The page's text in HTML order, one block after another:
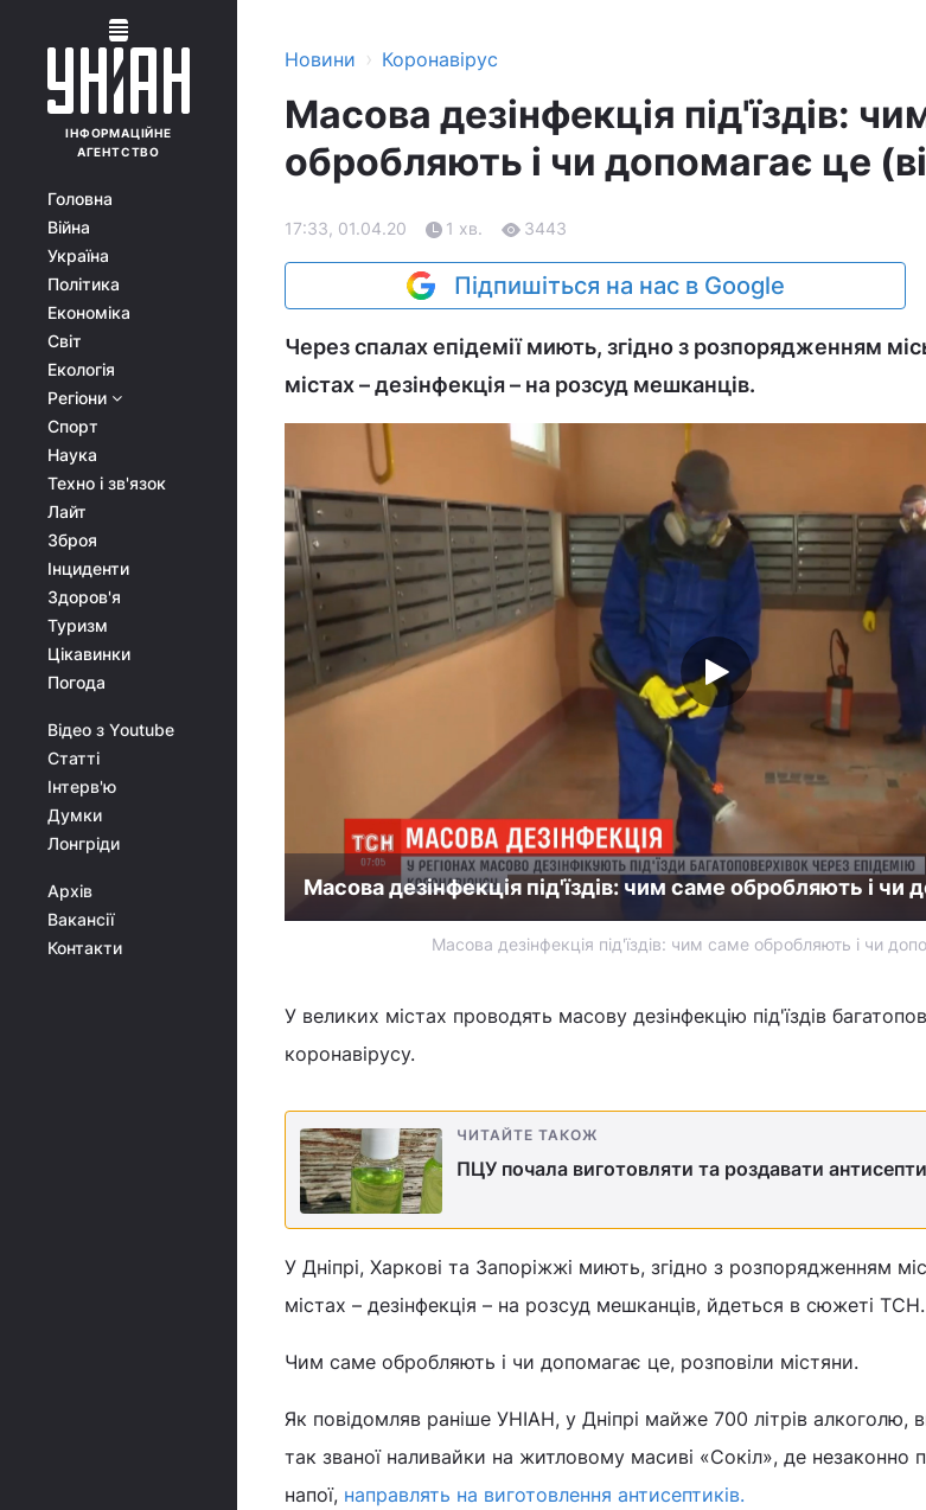
ІНФОРМАЦІЙНЕ
АГЕНТСТВО
Головна
Війна
Україна
Політика
Економіка
Світ
Екологія
Регіони
Спорт
Наука
Техно і зв'язок
Лайт
Зброя
Інциденти
Здоров'я
Туризм
Цікавинки
Погода
Відео з Youtube
Статті
Інтерв'ю
Думки
Лонгріди
Архів
Вакансії
Контакти
Новини › Коронавірус
Масова дезінфекція під'їздів:
обробляють і чи допомагає це
17:33, 01.04.20 1 хв. 3443
Підпишіться на нас в Google
Через спалах епідемії миють, згідно з розпорядженням
містах – дезінфекція – на розсуд мешканців.
Масова дезінфекція під'їздів: чим саме обробляють і чи
Масова дезінфекція під'їздів: чим саме обробляють і чи
У великих містах проводять масову дезінфекцію під'їздів
коронавірусу.
ЧИТАЙТЕ ТАКОЖ
ПЦУ почала виготовляти та роздавати
У Дніпрі, Харкові та Запоріжжі миють, згідно з розпорядженням
містах – дезінфекція – на розсуд мешканців, йдеться в сюжеті ТСН.
Чим саме обробляють і чи допомагає це, розповіли містяни.
Як повідомляв раніше УНІАН, у Дніпрі майже 700 літрів алкоголю,
так званої наливайки на житловому масиві «Сокіл», де незаконно
напої, направлять на виготовлення антисептиків.